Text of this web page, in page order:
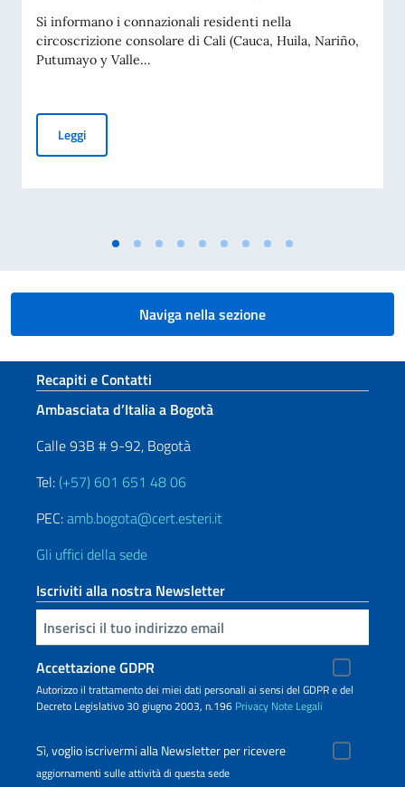
Si informano i connazionali residenti nella
circoscrizione consolare di Cali (Cauca, Huila, Nariño,
Putumayo y Valle...
LeggiGiornata passaporti a Cali 12 agosto 2026
Naviga nella sezione
Sezione footer
Recapiti e Contatti
Ambasciata d’Italia a Bogotà
Calle 93B # 9-92, Bogotà
Tel: (+57) 601 651 48 06
PEC:amb.bogota@cert.esteri.it
Gli uffici della sede
Iscriviti alla nostra Newsletter
Inserisci la tua email
Accettazione GDPR
Autorizzo il trattamento dei miei dati personali ai sensi del GDPR e del
Decreto Legislativo 30 giugno 2003, n.196 Privacy Note Legali
Sì, voglio iscrivermi alla Newsletter per ricevere
aggiornamenti sulle attività di questa sede